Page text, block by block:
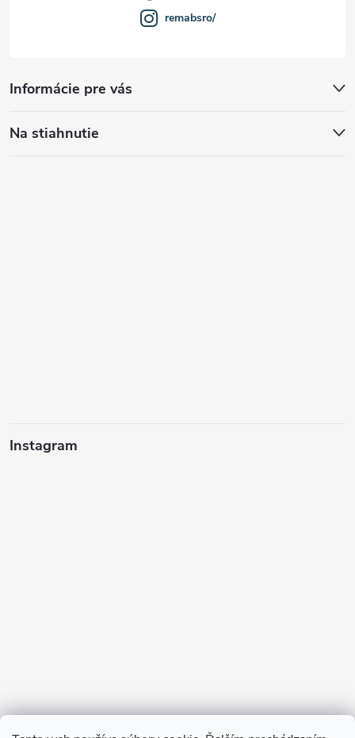
Informácie pre vás
Na stiahnutie
Instagram
Sledovať na Instagrame
remabsro/